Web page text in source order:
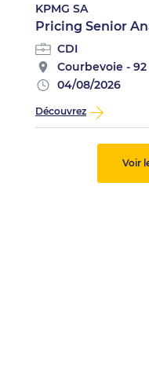
KPMG SA
Pricing Senior
CDI
Courbevoie - 92
04/08/2026
Découvrez
Voir